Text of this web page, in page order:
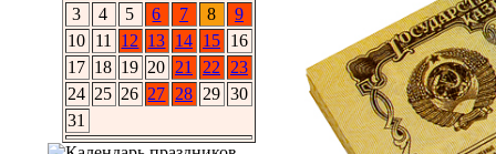
3
4 5 6 7 8
9
10 11 12 13 14 15 16
17 18 19 20 21 22
23
24 25 26 27 28 29 30
31